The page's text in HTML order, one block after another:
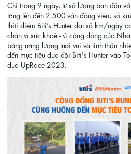
Chỉ trong 9 ngày, từ số lượng ban đầu
tăng lên đến 2.500 vận động viên, số
thời điểm Biti’s Hunter đạt số km/ngày
chân vì sức khoẻ - vì cộng đồng của
bằng năng lượng tươi vui và tinh thần
đến mục tiêu đưa đội Biti's Hunter vào
đua UpRace 2023.